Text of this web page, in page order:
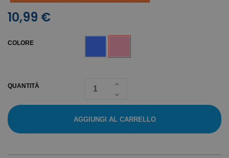
10,99 €
COLORE
QUANTITÀ
AGGIUNGI AL CARRELLO